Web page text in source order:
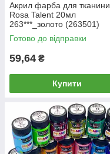
Акрил фарба для тканини
Rosa Talent 20мл
263***_золото (263501)
Готово до відправки
59,64 ₴
Купити